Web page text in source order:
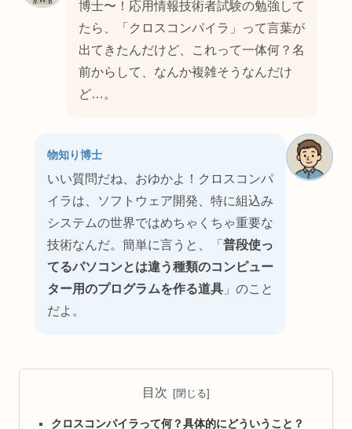
博士〜！応用情報技術者試験の勉強して
たら、「クロスコンパイラ」って言葉が
出てきたんだけど、これって一体何？名
前からして、なんか複雑そうなんだけ
ど…。
物知り博士
いい質問だね、おゆかよ！クロスコンパ
イラは、ソフトウェア開発、特に組込み
システムの世界ではめちゃくちゃ重要な
技術なんだ。簡単に言うと、「 普段使っ
てるパソコンとは違う種類のコンピュー
ター用のプログラムを作る道具 」のこと
だよ。
目次
クロスコンパイラって何？具体的にどういうこと？